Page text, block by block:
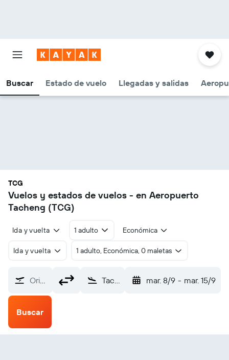
Buscar Estado de vuelo Llegadas y salidas
TCG
Vuelos y estados de vuelos - en Aeropuerto
Tacheng (TCG)
Ida y vuelta 1 adulto Económica
Ida y vuelta 1 adulto, Económica, 0 maletas
Origen Tacheng (TCG) mar. 8/9 - mar. 15/9
Buscar